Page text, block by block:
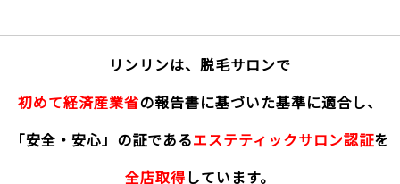
リンリンは、脱毛サロンで
初めて経済産業省の報告書に基づいた基準に適合し、
「安全・安心」の証であるエステティックサロン認証を
全店取得しています。